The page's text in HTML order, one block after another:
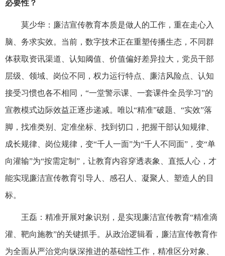
必要性？
莫少华：廉洁宣传教育本质是做人的工作，重在走心入
脑、务求实效。当前，数字技术正在重塑传播生态，不同群
体获取资讯渠道、认知阈值、价值偏好差异拉大，党员干部
层级、领域、岗位不同，权力运行特点、廉洁风险点、认知
接受习惯也各不相同，“一堂警示课、一套课件全员学习”的
宣教模式边际效益正逐步递减。唯以“精准”破题、“实效”落
脚，找准类别、定准坐标、找到切口，把握干部认知规律、
成长规律、岗位规律，变“千人一面”为“千人不同面”，变“单
向灌输”为“按需定制”，让教育内容穿透表象、直抵人心，才
能实现廉洁宣传教育引导人、感召人、凝聚人、塑造人的目
标。
王磊：精准开展对象识别，是实现廉洁宣传教育“精准滴
灌、靶向施教”的关键抓手。从政治逻辑看，廉洁宣传教育作
为全面从严治党向纵深推进的基础性工作，精准区分对象、